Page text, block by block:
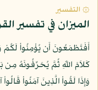
۞ التفسير
الميزان في تفسير
أَفَتَطْمَعُونَ أَن يُؤْمِنُواْ
وَإِذَا لَقُواْ الَّذِينَ آمَنُواْ